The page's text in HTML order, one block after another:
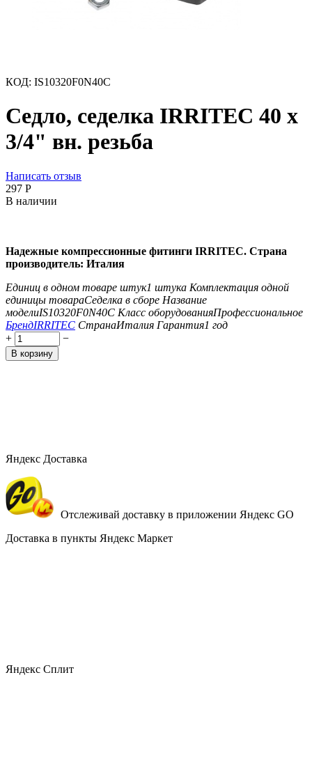
КОД: IS10320F0N40C
Седло, седелка IRRITEC 40 х
3/4" вн. резьба
Написать отзыв
‍297‍ Р
В наличии
Надежные компрессионные фитинги IRRITEC. Страна
производитель: Италия
Единиц в одном товаре штук1 штука Комплектация одной
единицы товараСеделка в сборе Название
моделиIS10320F0N40C Класс оборудованияПрофессиональное
БрендIRRITEC СтранаИталия Гарантия1 год
+
−
В корзину
Яндекс Доставка
Отслеживай доставку в приложении Яндекс GO
Доставка в пункты Яндекс Маркет
Яндекс Сплит